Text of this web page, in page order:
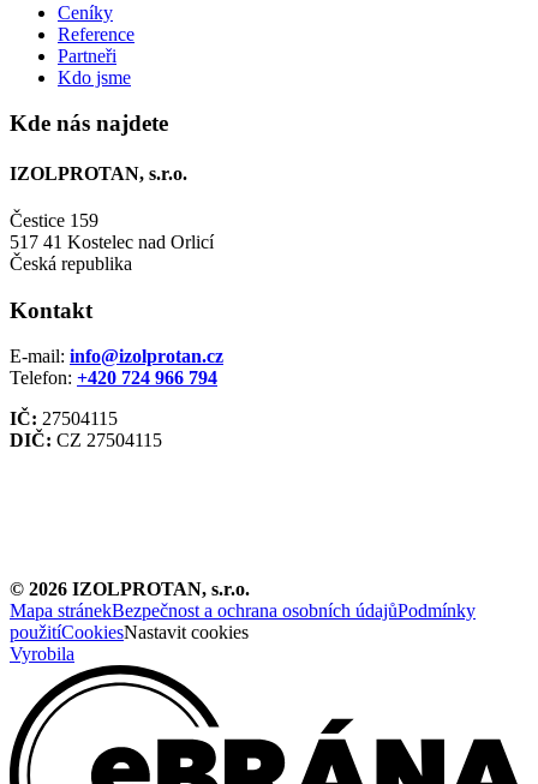
Ceníky
Reference
Partneři
Kdo jsme
Kde nás najdete
IZOLPROTAN, s.r.o.
Čestice 159
517 41 Kostelec nad Orlicí
Česká republika
Kontakt
E-mail: info@izolprotan.cz
Telefon: +420 724 966 794
IČ: 27504115
DIČ: CZ 27504115
© 2026 IZOLPROTAN, s.r.o.
Mapa stránekBezpečnost a ochrana osobních údajůPodmínky
použitíCookiesNastavit cookies
Vyrobila